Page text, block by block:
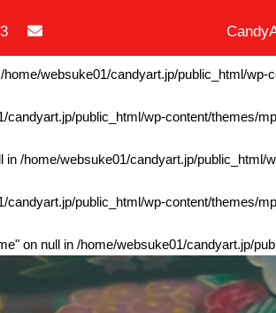
candyart.jp/public_html/wp-content/themes/
/home/websuke01/candyart.jp/public_html/wp-
candyart.jp/public_html/wp-content/themes/
in /home/websuke01/candyart.jp/public_html/
candyart.jp/public_html/wp-content/themes/
on null in /home/websuke01/candyart.jp/